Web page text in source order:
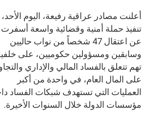
أعلنت مصادر عراقية رفيعة، اليوم الأحد،
تنفيذ حملة أمنية وقضائية واسعة أسفرت
عن اعتقال 47 شخصاً من نواب حاليين
وسابقين ومسؤولين حكوميين، على
تهم تتعلق بالفساد المالي والإداري
على المال العام، في واحدة من أكبر
العمليات التي تستهدف شبكات الفساد
مؤسسات الدولة خلال السنوات الأخيرة.